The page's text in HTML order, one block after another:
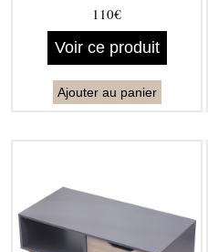
110€
Voir ce produit
Ajouter au panier